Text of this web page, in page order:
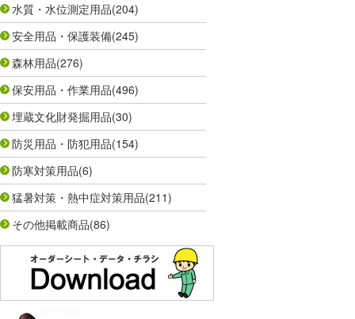
水質・水位測定用品(204)
安全用品・保護装備(245)
森林用品(276)
保安用品・作業用品(496)
埋蔵文化財発掘用品(30)
防災用品・防犯用品(154)
防寒対策用品(6)
猛暑対策・熱中症対策用品(211)
その他掲載商品(86)